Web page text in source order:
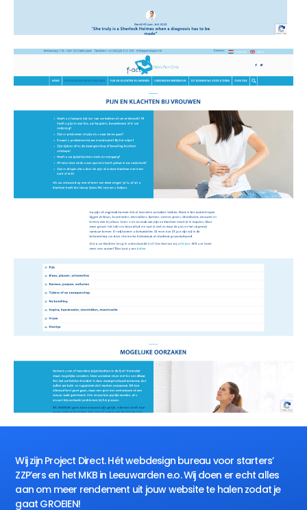
Wij zijn Project Direct. Hét webdesign bureau voor starters’
ZZP’ers en het MKB in Leeuwarden e.o. Wij doen er echt alles
aan om meer rendement uit jouw website te halen zodat je
gaat GROEIEN!